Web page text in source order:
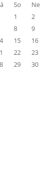
So
Ne
1
2
8
9
15
16
22
23
29
30